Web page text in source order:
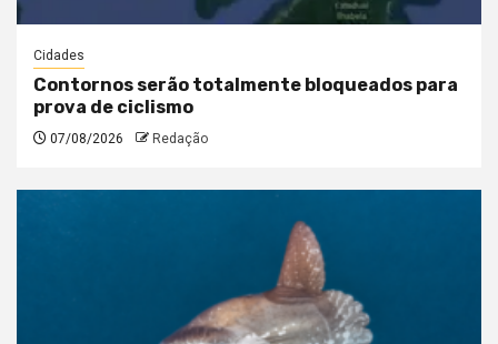
Cidades
Contornos serão totalmente bloqueados para
prova de ciclismo
07/08/2026 Redação